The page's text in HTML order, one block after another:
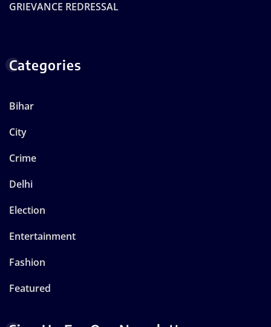
GRIEVANCE REDRESSAL
Categories
Bihar
City
Crime
Delhi
Election
Entertainment
Fashion
Featured